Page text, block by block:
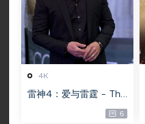
4K
雷神4：爱与雷霆 – Tho
20.4GB [115网盘下载]
6